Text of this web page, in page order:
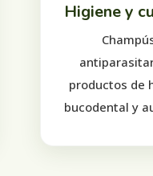
Higiene y
productos de
bucodental y